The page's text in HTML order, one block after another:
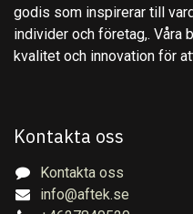
godis som inspirerar till
individer och företag,. Våra
kvalitet och innovation för
Kontakta oss
Kontakta oss
info@aftek.se